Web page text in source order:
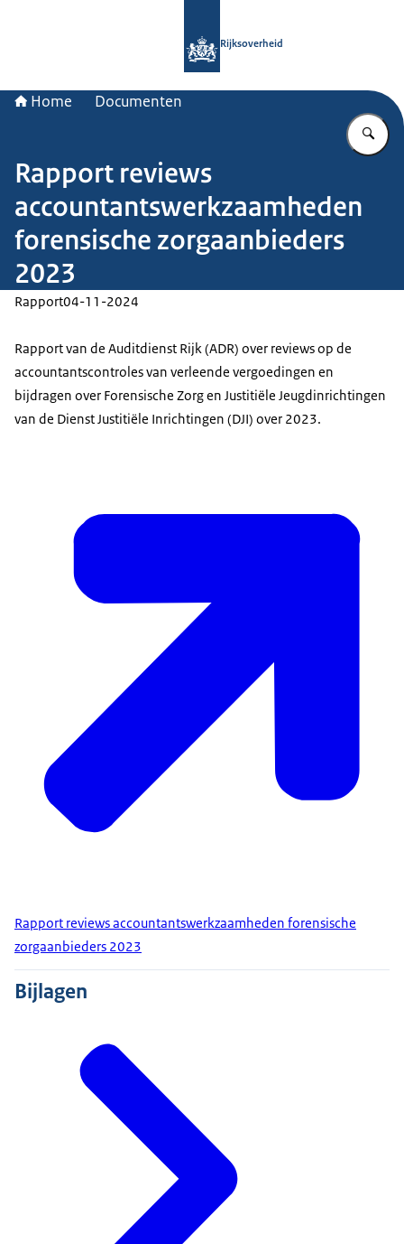
Rijksoverheid
Home Documenten
Rapport reviews
accountantswerkzaamheden
forensische zorgaanbieders
2023
Rapport04-11-2024
Rapport van de Auditdienst Rijk (ADR) over reviews op de
accountantscontroles van verleende vergoedingen en
bijdragen over Forensische Zorg en Justitiële Jeugdinrichtingen
van de Dienst Justitiële Inrichtingen (DJI) over 2023.
Rapport reviews accountantswerkzaamheden forensische
zorgaanbieders 2023
Bijlagen